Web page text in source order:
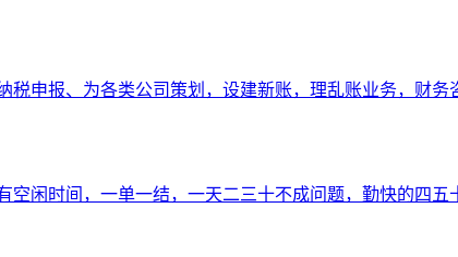
申报、为各类公司策划，设建新账，理乱账业务，财
闲时间，一单一结，一天二三十不成问题，勤快的四五